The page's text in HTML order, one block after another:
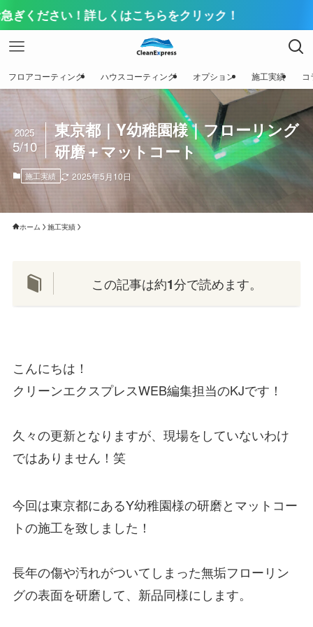
詳しくはこちらをクリック！
フロアコーティング ハウスコーティング オプション 施工実績
東京都｜Y幼稚園様｜フローリング
研磨＋マットコート
2025
5/10
施工実績 2025年5月10日
ホーム 施工実績
この記事は約1分で読めます。
こんにちは！
クリーンエクスプレスWEB編集担当のKJです！
久々の更新となりますが、現場をしていないわけ
ではありません！笑
今回は東京都にあるY幼稚園様の研磨とマットコー
トの施工を致しました！
長年の傷や汚れがついてしまった無垢フローリン
グの表面を研磨して、新品同様にします。